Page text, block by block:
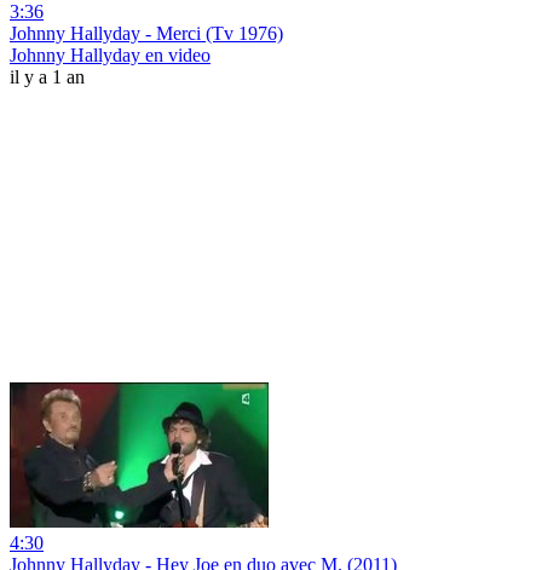
3:36
Johnny Hallyday - Merci (Tv 1976)
Johnny Hallyday en video
il y a 1 an
4:30
Johnny Hallyday - Hey Joe en duo avec M. (2011)